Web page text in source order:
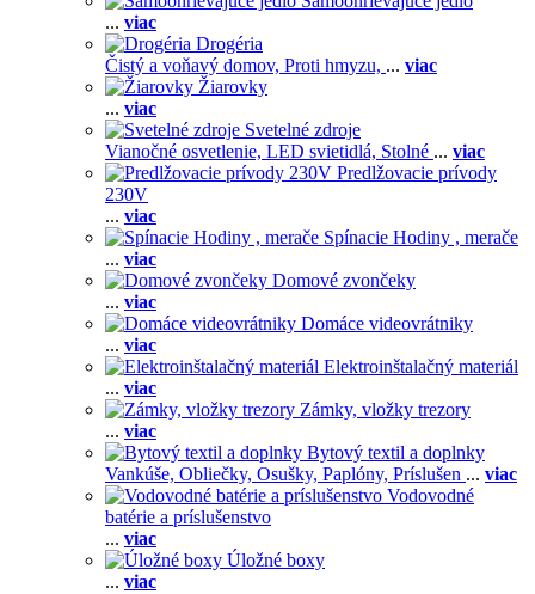
... viac
Drogéria
Čistý a voňavý domov, Proti hmyzu, ... viac
Žiarovky
... viac
Svetelné zdroje
Vianočné osvetlenie, LED svietidlá, Stolné ... viac
Predlžovacie prívody
230V
... viac
Spínacie Hodiny , merače
... viac
Domové zvončeky
... viac
Domáce videovrátniky
... viac
Elektroinštalačný materiál
... viac
Zámky, vložky trezory
... viac
Bytový textil a doplnky
Vankúše, Obliečky, Osušky, Paplóny, Príslušen ... viac
Vodovodné
batérie a príslušenstvo
... viac
Úložné boxy
... viac